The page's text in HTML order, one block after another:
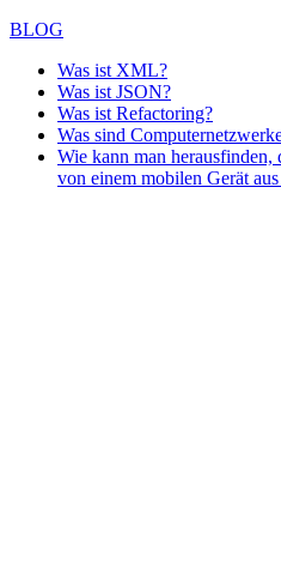
BLOG
Was ist XML?
Was ist JSON?
Was ist Refactoring?
Was sind
Wie kann man herausfinden,
von einem mobilen Gerät